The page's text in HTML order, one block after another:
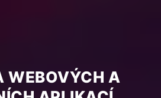
WEBOVÝCH A